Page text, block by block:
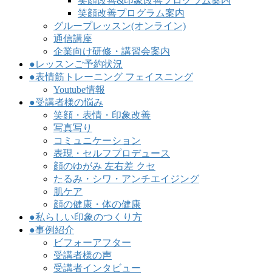
笑顔改善プログラム案内
グループレッスン(オンライン)
通信講座
企業向け研修・講習会案内
●レッスンご予約状況
●表情筋トレーニング フェイスニング
Youtube情報
●受講者様の悩み
笑顔・表情・印象改善
写真写り
コミュニケーション
表現・セルフプロデュース
顔のゆがみ 左右差 クセ
たるみ・シワ・アンチエイジング
肌ケア
顔の健康・体の健康
●私らしい印象のつくり方
●事例紹介
ビフォーアフター
受講者様の声
受講者インタビュー